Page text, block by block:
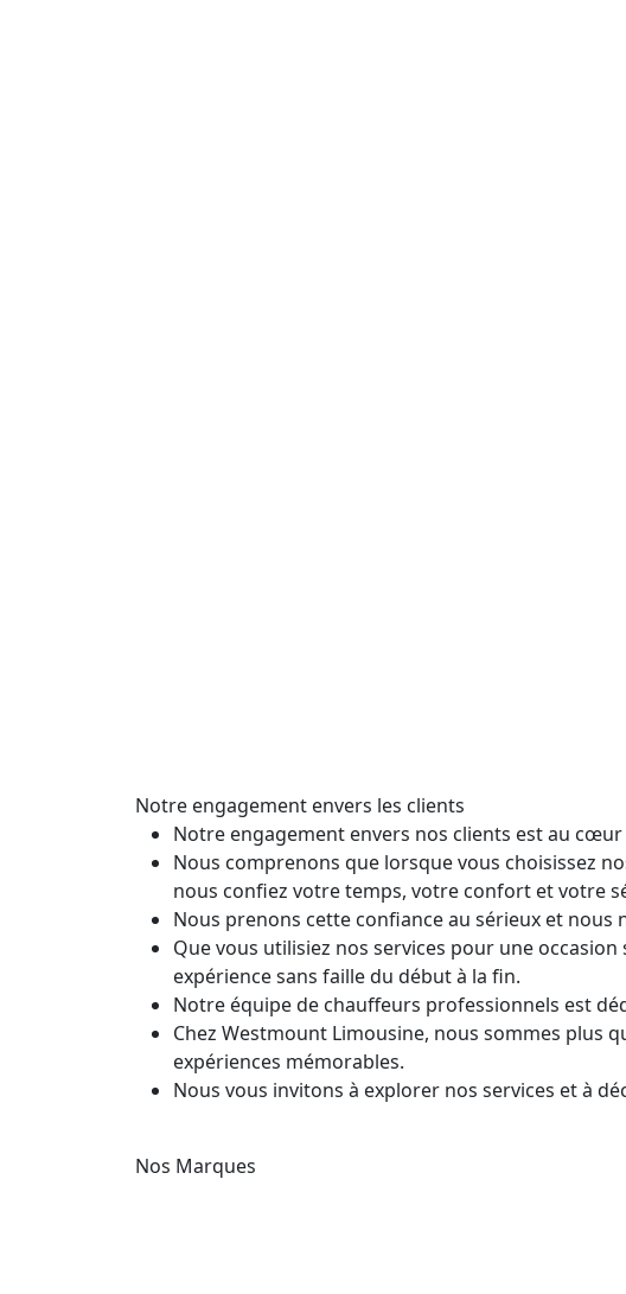
Notre engagement envers les clients
Notre engagement envers nos clients est au
Nous comprenons que lorsque vous choisissez
nous confiez votre temps, votre confort et votre
Nous prenons cette confiance au sérieux et nous
Que vous utilisiez nos services pour une
expérience sans faille du début à la fin.
Notre équipe de chauffeurs professionnels est
Chez Westmount Limousine, nous sommes plus
expériences mémorables.
Nous vous invitons à explorer nos services et à
Nos Marques